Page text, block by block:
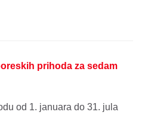
prihoda za sedam
od 1. januara do 31. jula